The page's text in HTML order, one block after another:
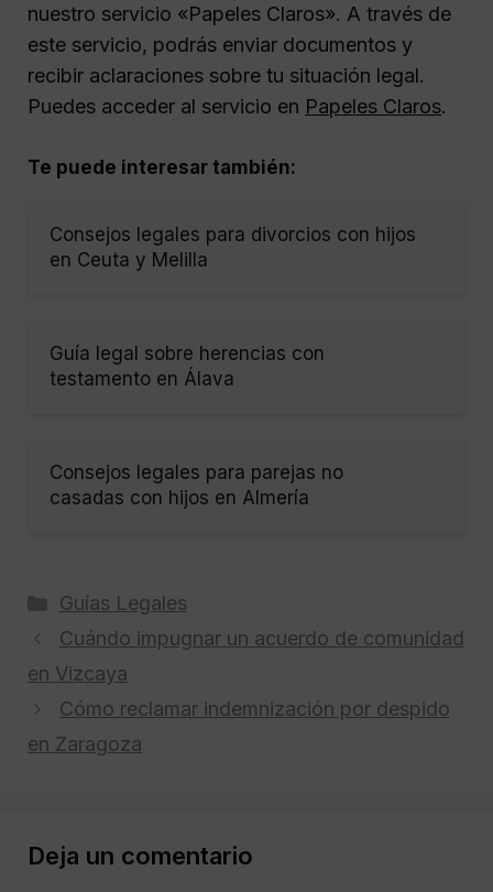
nuestro servicio «Papeles Claros». A través de
este servicio, podrás enviar documentos y
recibir aclaraciones sobre tu situación legal.
Puedes acceder al servicio en Papeles Claros.
Te puede interesar también:
Consejos legales para divorcios con hijos
en Ceuta y Melilla
Guía legal sobre herencias con
testamento en Álava
Consejos legales para parejas no
casadas con hijos en Almería
Categorías
Guías Legales
Cuándo impugnar un acuerdo de comunidad
en Vizcaya
Cómo reclamar indemnización por despido
en Zaragoza
Deja un comentario